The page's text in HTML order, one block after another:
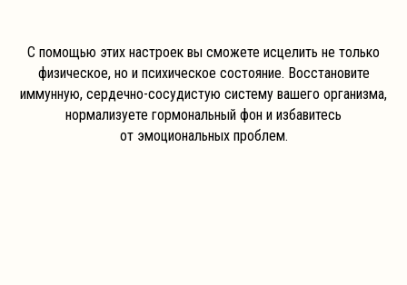
С помощью этих настроек вы сможете исцелить не только
физическое, но и психическое состояние. Восстановите
иммунную, сердечно-сосудистую систему вашего организма,
нормализуете гормональный фон и избавитесь
от эмоциональных проблем.